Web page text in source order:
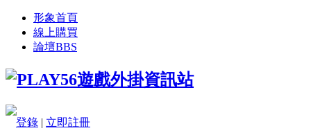
形象首頁
線上購買
論壇BBS
登錄 | 立即註冊